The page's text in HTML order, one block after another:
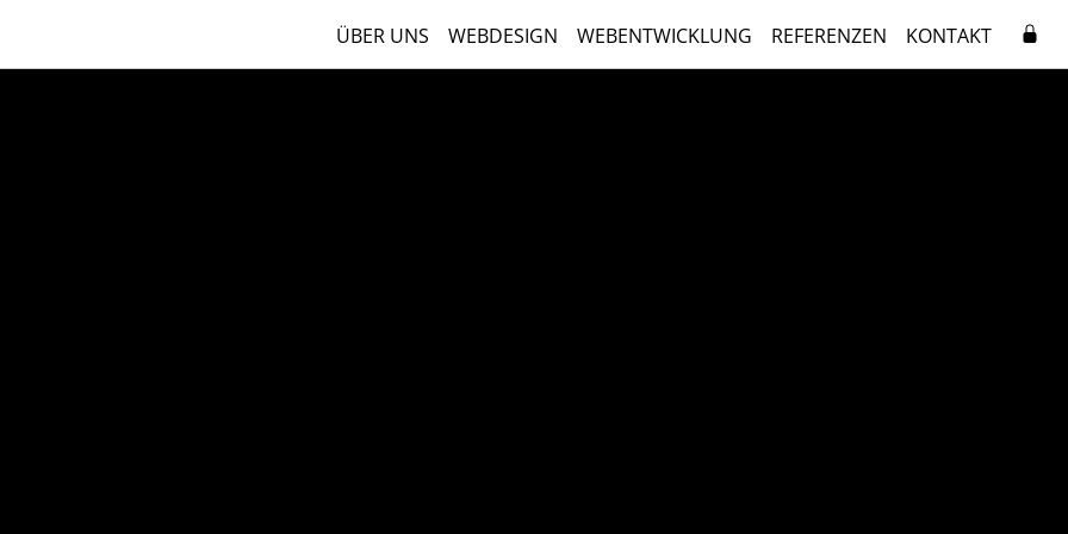
ÜBER UNS WEBDESIGN WEBENTWICKLUNG REFERENZEN KONTAKT